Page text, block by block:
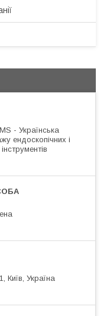
- Українська
ендоскопічних і
Київ, Україна